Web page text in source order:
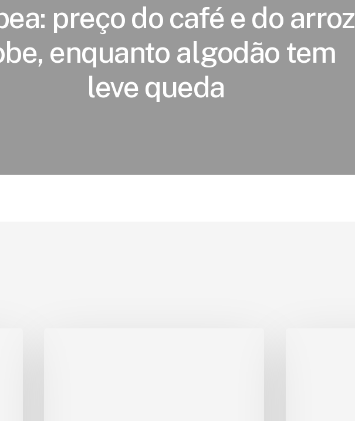
preço do café e do arroz
enquanto algodão tem
leve queda